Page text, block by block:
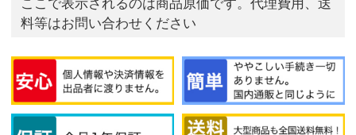
料等はお問い合わせください